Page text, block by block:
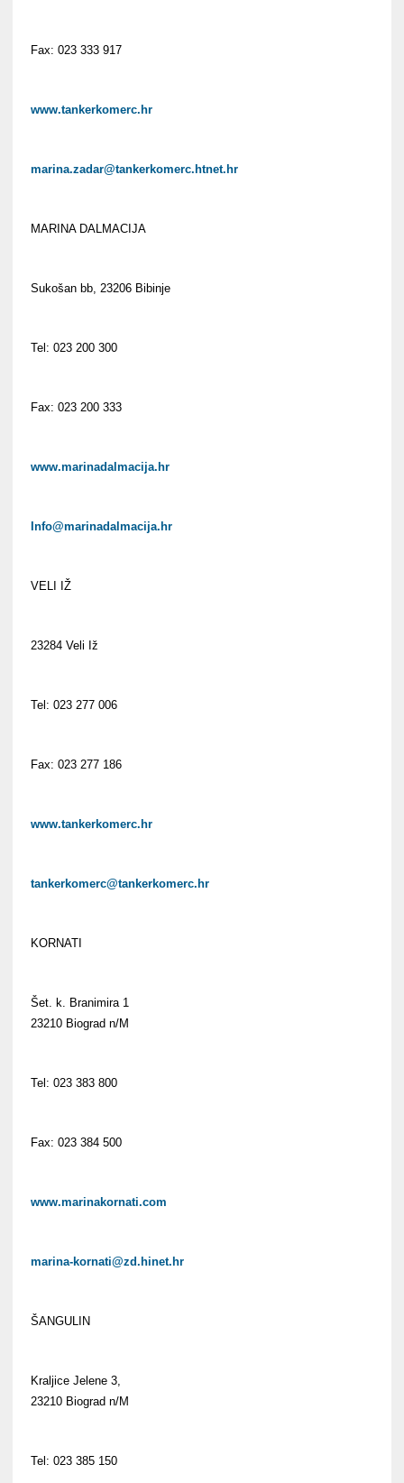
Fax: 023 333 917
www.tankerkomerc.hr
marina.zadar@tankerkomerc.htnet.hr
MARINA DALMACIJA
Sukošan bb, 23206 Bibinje
Tel: 023 200 300
Fax: 023 200 333
www.marinadalmacija.hr
Info@marinadalmacija.hr
VELI IŽ
23284 Veli Iž
Tel: 023 277 006
Fax: 023 277 186
www.tankerkomerc.hr
tankerkomerc@tankerkomerc.hr
KORNATI
Šet. k. Branimira 1
23210 Biograd n/M
Tel: 023 383 800
Fax: 023 384 500
www.marinakornati.com
marina-kornati@zd.hinet.hr
ŠANGULIN
Kraljice Jelene 3,
23210 Biograd n/M
Tel: 023 385 150